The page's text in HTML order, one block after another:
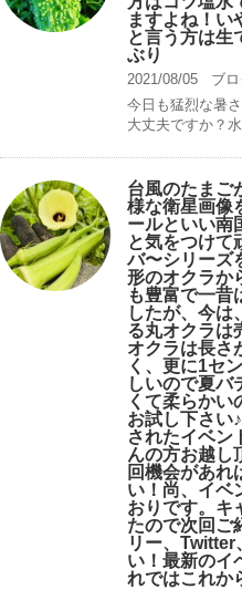
ますよね！い
と言う方は生
ぶり
2021/08/05
ブ
今日も猛烈な暑
大丈夫ですか？
台風のたまご
様な衛星画像
ールといい南
と気をつけて
バ〜シリーズ
形のオクラか
も豊富で一昔
したが、今は
る丸オクラは
オクラは長さ
く、更に1セ
しいので夏バ
くて柔らかい
お試し下さい
されたイベン
んの方お越し
回機会があれ
い！尚、イベ
おりです。キ
たので次回ご
リー、Twitter
い！最新のイ
れではこれか